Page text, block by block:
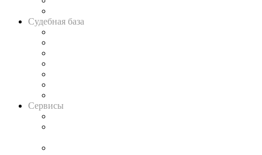
Судебная база
Сервисы